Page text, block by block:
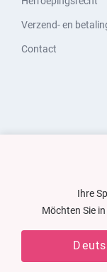
Verzend- en
Contact
Ihre
Möchten Sie